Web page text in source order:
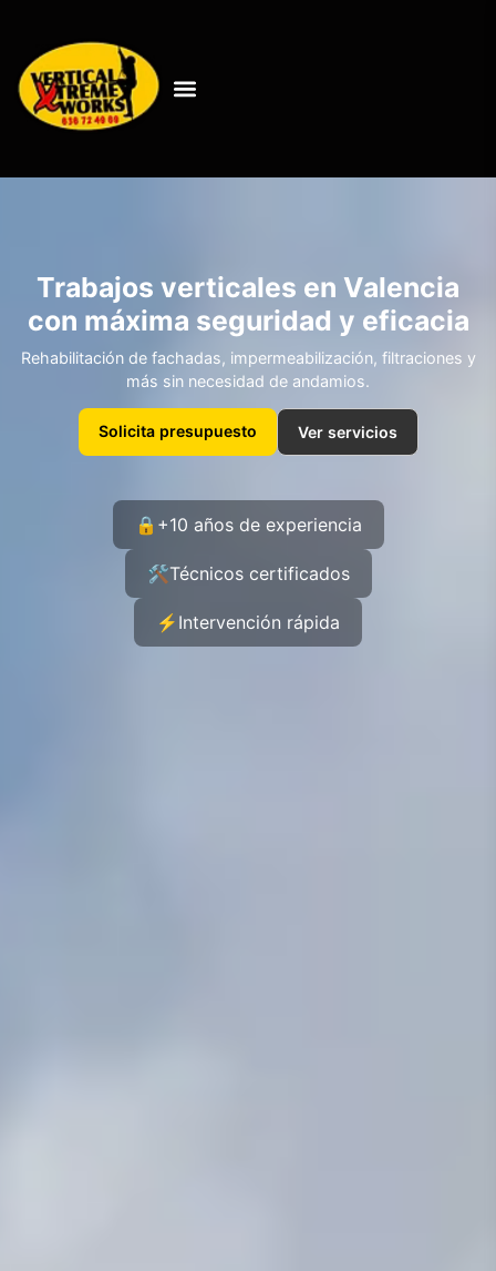
Trabajos verticales en Valencia
con máxima seguridad y eficacia
Rehabilitación de fachadas, impermeabilización, filtraciones y
más sin necesidad de andamios.
Solicita presupuesto Ver servicios
🔒 +10 años de experiencia
🛠️Técnicos certificados
⚡ Intervención rápida